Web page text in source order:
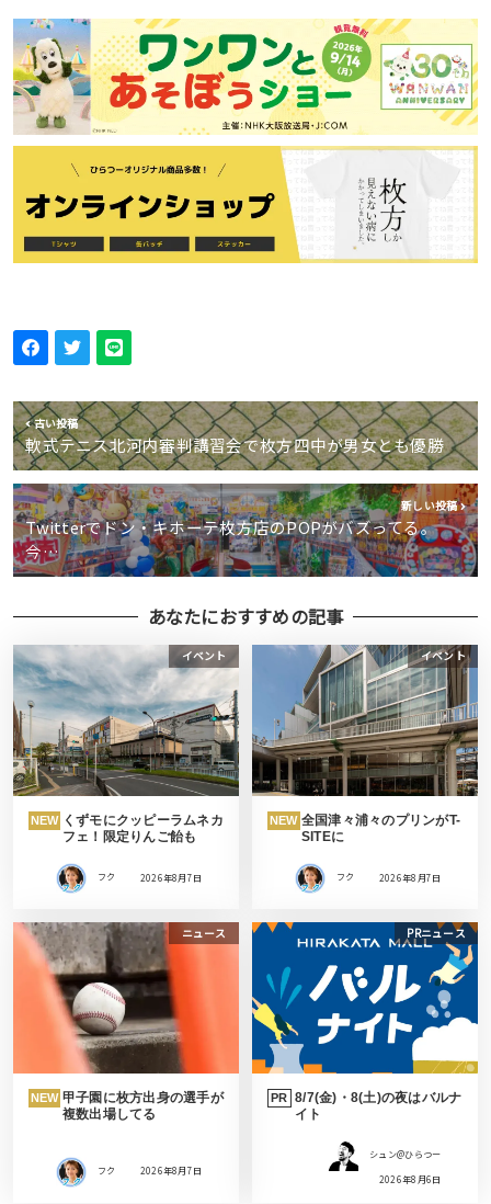
古い投稿
軟式テニス北河内審判講習会で枚方四中が男女とも優勝
新しい投稿
Twitterでドン・キホーテ枚方店のPOPがバズってる。
今…
あなたにおすすめの記事
イベント
NEW くずモにクッピーラムネカ
フェ！限定りんご飴も
フク 2026年8月7日
イベント
NEW 全国津々浦々のプリンがT-
SITEに
フク 2026年8月7日
ニュース
NEW 甲子園に枚方出身の選手が
複数出場してる
フク 2026年8月7日
PRニュース
PR 8/7(金)・8(土)の夜はバルナ
イト
シュン@ひらつー
2026年8月6日